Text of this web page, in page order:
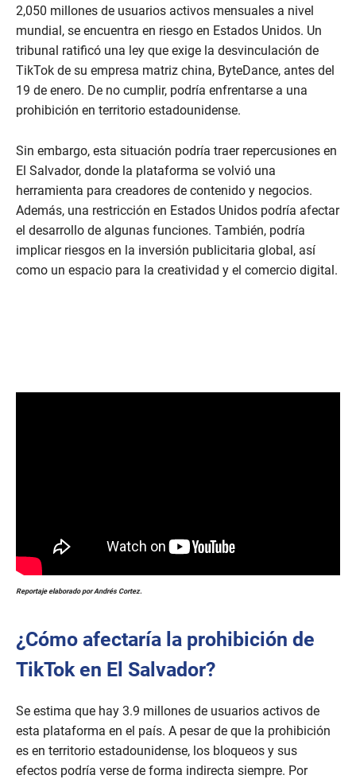
2,050 millones de usuarios activos mensuales a nivel
mundial, se encuentra en riesgo en Estados Unidos. Un
tribunal ratificó una ley que exige la desvinculación de
TikTok de su empresa matriz china, ByteDance, antes del
19 de enero. De no cumplir, podría enfrentarse a una
prohibición en territorio estadounidense.
Sin embargo, esta situación podría traer repercusiones en
El Salvador, donde la plataforma se volvió una
herramienta para creadores de contenido y negocios.
Además, una restricción en Estados Unidos podría afectar
el desarrollo de algunas funciones. También, podría
implicar riesgos en la inversión publicitaria global, así
como un espacio para la creatividad y el comercio digital.
Reportaje elaborado por Andrés Cortez.
¿Cómo afectaría la prohibición de
TikTok en El Salvador?
Se estima que hay 3.9 millones de usuarios activos de
esta plataforma en el país. A pesar de que la prohibición
es en territorio estadounidense, los bloqueos y sus
efectos podría verse de forma indirecta siempre. Por